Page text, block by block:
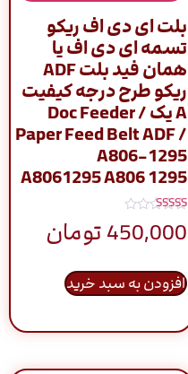
بلت ای دی اف ریکو
تسمه ای دی اف یا
همان فید بلت ADF
ریکو طرح درجه کیفیت
A یک / Doc Feeder
Paper Feed Belt ADF /
A806-1295
A8061295 A806 1295
نمره
5.00
از 5
450,000تومان
افزودن به سبد خرید